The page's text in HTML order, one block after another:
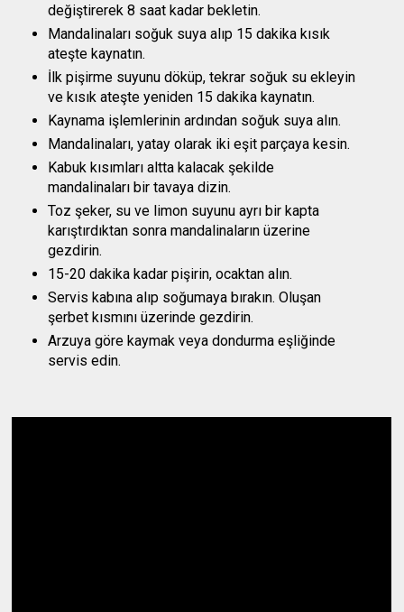
değiştirerek 8 saat kadar bekletin.
Mandalinaları soğuk suya alıp 15 dakika kısık
ateşte kaynatın.
İlk pişirme suyunu döküp, tekrar soğuk su ekleyin
ve kısık ateşte yeniden 15 dakika kaynatın.
Kaynama işlemlerinin ardından soğuk suya alın.
Mandalinaları, yatay olarak iki eşit parçaya kesin.
Kabuk kısımları altta kalacak şekilde
mandalinaları bir tavaya dizin.
Toz şeker, su ve limon suyunu ayrı bir kapta
karıştırdıktan sonra mandalinaların üzerine
gezdirin.
15-20 dakika kadar pişirin, ocaktan alın.
Servis kabına alıp soğumaya bırakın. Oluşan
şerbet kısmını üzerinde gezdirin.
Arzuya göre kaymak veya dondurma eşliğinde
servis edin.